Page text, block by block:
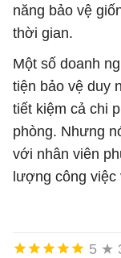
năng bảo vệ
thời gian.
Một số doanh
tiện bảo vệ duy
tiết kiệm cả chi
phòng. Nhưng
với nhân viên
lượng công việc
5 ★